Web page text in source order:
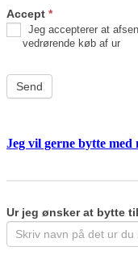
Accept *
Jeg accepterer at
vedrørende køb af ur
Send
Jeg vil gerne bytte med
Ur jeg ønsker at bytte til
human,
leave
this